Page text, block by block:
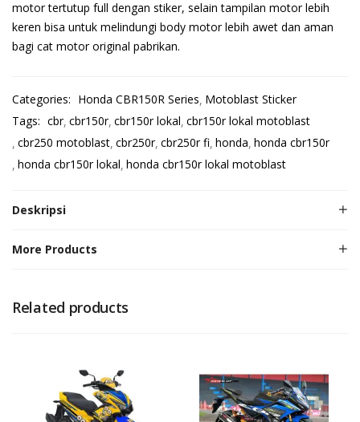
motor tertutup full dengan stiker, selain tampilan motor lebih
keren bisa untuk melindungi body motor lebih awet dan aman
bagi cat motor original pabrikan.
Categories: Honda CBR150R Series Motoblast Sticker
Tags: cbr cbr150r cbr150r lokal cbr150r lokal motoblast
cbr250 motoblast cbr250r cbr250r fi honda honda cbr150r
honda cbr150r lokal honda cbr150r lokal motoblast
Deskripsi
More Products
Related products